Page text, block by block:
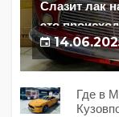
Слазит лак
это
Где в